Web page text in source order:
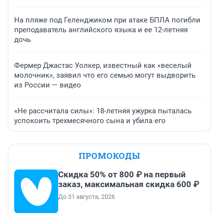
На пляже под Геленджиком при атаке БПЛА погибли
преподаватель английского языка и ее 12-летняя
дочь
Фермер Джастас Уолкер, известный как «веселый
молочник», заявил что его семью могут выдворить
из России — видео
«Не рассчитала силы»: 18-летняя ужурка пыталась
успокоить трехмесячного сына и убила его
ПРОМОКОДЫ
Скидка 50% от 800 ₽ на первый
заказ, максимальная скидка 600 ₽
До 31 августа, 2026